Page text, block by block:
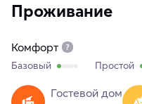
Проживание
Комфорт
Базовый Простой
Гостевой дом